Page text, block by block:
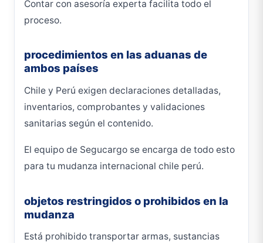
Contar con asesoría experta facilita todo el
proceso.
procedimientos en las aduanas de
ambos países
Chile y Perú exigen declaraciones detalladas,
inventarios, comprobantes y validaciones
sanitarias según el contenido.
El equipo de Segucargo se encarga de todo esto
para tu mudanza internacional chile perú.
objetos restringidos o prohibidos en la
mudanza
Está prohibido transportar armas, sustancias